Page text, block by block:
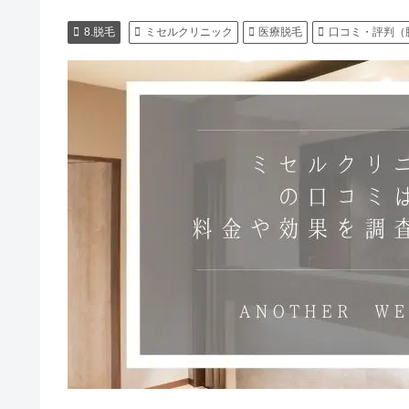
8.脱毛 ミセルクリニック 医療脱毛 口コミ・評判（